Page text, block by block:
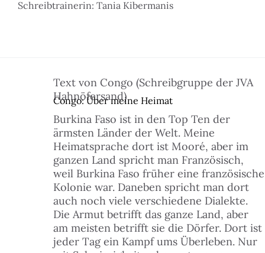
Schreibtrainerin: Tania Kibermanis
Congo: Über meine Heimat
Text von Congo (Schreibgruppe der JVA
Hahnöfersand)
Burkina Faso ist in den Top Ten der
ärmsten Länder der Welt. Meine
Heimatsprache dort ist Mooré, aber im
ganzen Land spricht man Französisch,
weil Burkina Faso früher eine französische
Kolonie war. Daneben spricht man dort
auch noch viele verschiedene Dialekte.
Die Armut betrifft das ganze Land, aber
am meisten betrifft sie die Dörfer. Dort ist
jeder Tag ein Kampf ums Überleben. Nur